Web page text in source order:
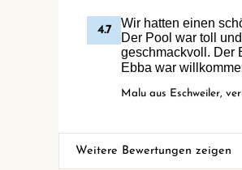
4.7
Wir hatten einen
Der Pool war toll
geschmackvoll. Der
Ebba war
Malu aus Eschweiler,
Weitere Bewertungen zeigen